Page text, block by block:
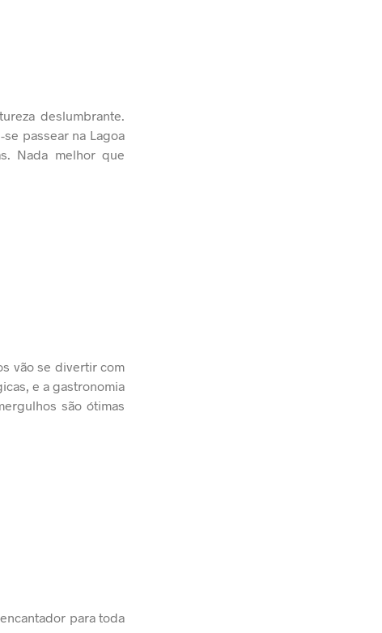
deslumbrante.
passear na Lagoa
Nada melhor que
vão se divertir com
e a gastronomia
são ótimas
para toda